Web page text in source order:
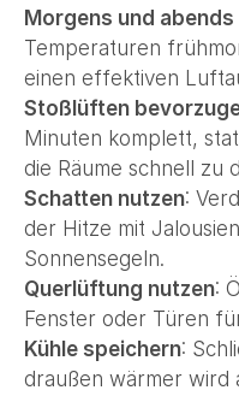
Morgens und
Temperaturen
einen effektiven
Stoßlüften
Minuten komplett,
die Räume schnell zu
Schatten nutzen:
der Hitze mit
Sonnensegeln.
Querlüftung nutzen:
Fenster oder Türen
Kühle speichern:
draußen wärmer wird